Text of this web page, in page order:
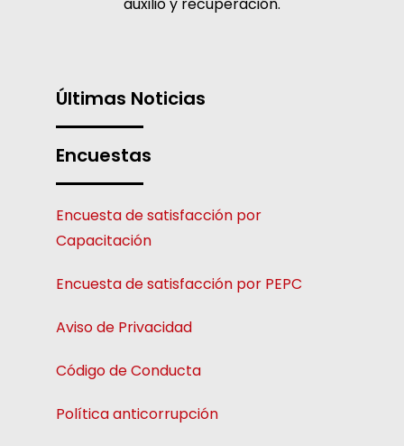
auxilio y recuperación.
Últimas Noticias
Encuestas
Encuesta de satisfacción por
Capacitación
Encuesta de satisfacción por PEPC
Aviso de Privacidad
Código de Conducta
Política anticorrupción